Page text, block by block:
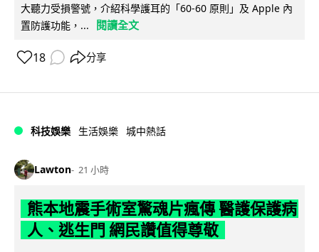
大聽力受損警號，介紹科學護耳的「60-60 原則」及 Apple 內
置防護功能，...
閱讀全文
18 分享
科技娛樂 生活娛樂 城中熱話
Lawton 21 小時
熊本地震手術室驚魂片瘋傳 醫護保護病
人、逃生門 網民讚值得尊敬